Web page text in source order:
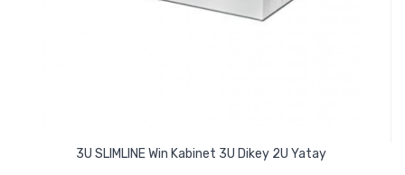
3U SLIMLINE Win Kabinet 3U Dikey 2U Yatay